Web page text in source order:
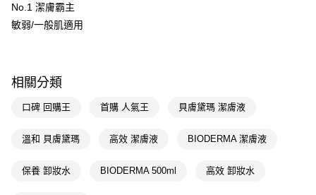
Google Pay
【關於「AFTEE先享後付」】
便利好安心！
２．便利：只要手機號碼，簡訊認證，即可結帳。
【「AFTEE先享後付」結帳流程】
每筆NT$65，滿NT$390(含以上)免運費
No.1 潔膚霸主
敏弱/一般肌適用
相關分類
口碑 回購王 首購 人氣王 貝膚黛瑪 潔膚液
溫和 貝膚黛瑪 高效 潔膚液 BIODERMA 潔膚液
保養 卸妝水 BIODERMA 500ml 高效 卸妝水